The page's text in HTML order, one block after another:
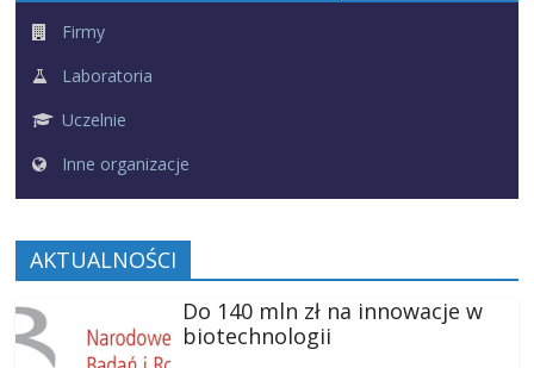
Firmy
Laboratoria
Uczelnie
Inne organizacje
AKTUALNOŚCI
Do 140 mln zł na innowacje w
biotechnologii